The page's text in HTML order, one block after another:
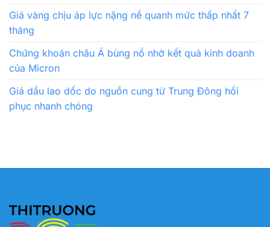
Giá vàng chịu áp lực nặng nề quanh mức thấp nhất 7
tháng
Chứng khoán châu Á bùng nổ nhờ kết quả kinh doanh
của Micron
Giá dầu lao dốc do nguồn cung từ Trung Đông hồi
phục nhanh chóng